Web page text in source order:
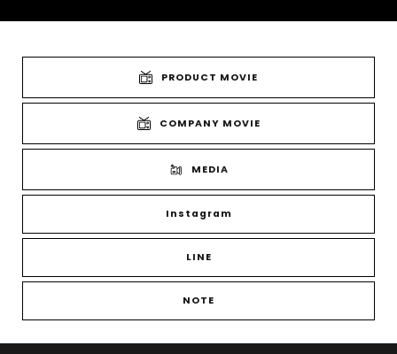
PRODUCT MOVIE
COMPANY MOVIE
MEDIA
Instagram
LINE
NOTE